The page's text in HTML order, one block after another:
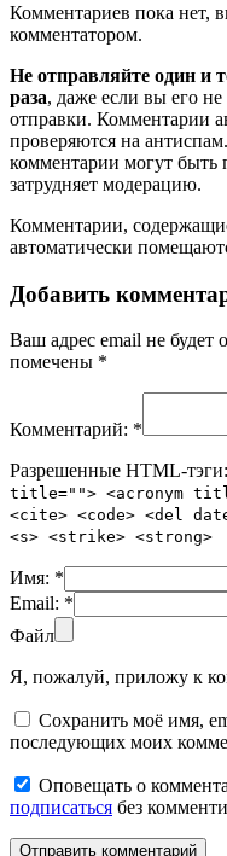
Комментариев пока нет,
комментатором.
Не отправляйте один и
раза, даже если вы его не
отправки. Комментарии
проверяются на
комментарии могут быть
затрудняет модерацию.
Комментарии,
автоматически
Добавить
Ваш адрес email не будет
помечены *
Комментарий: *
Разрешенные HTML-тэги:
title=""> <acronym
<cite> <code> <del
<s> <strike> <strong>
Имя: *
Email: *
Файл
Я, пожалуй, приложу к
Сохранить моё имя,
последующих моих
Оповещать о
подписаться без